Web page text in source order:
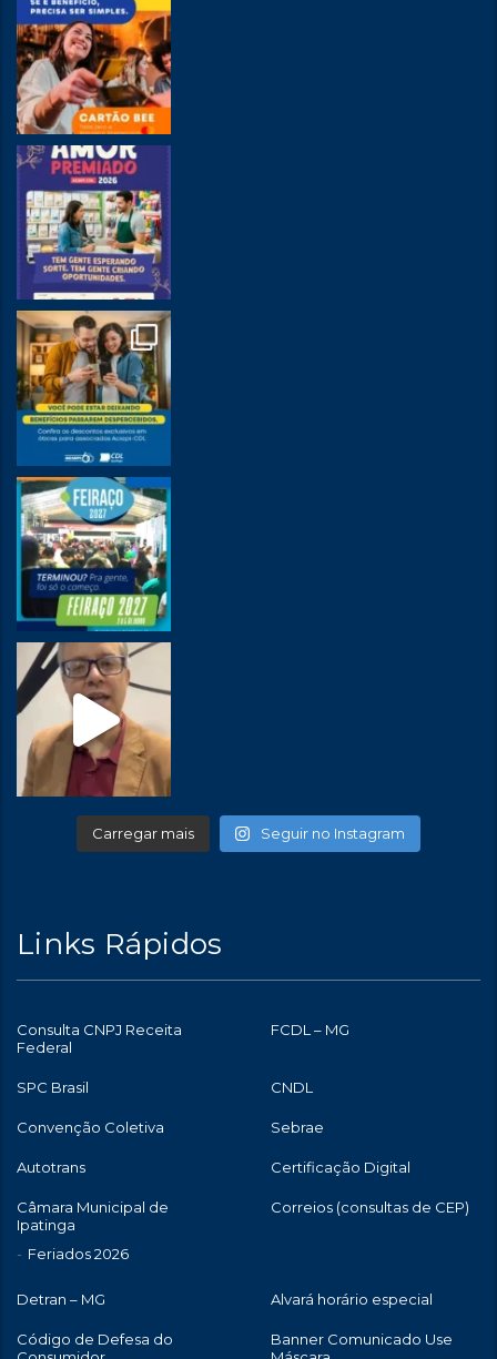
Carregar mais Seguir no Instagram
Links Rápidos
Consulta CNPJ Receita
Federal
FCDL – MG
SPC Brasil CNDL
Convenção Coletiva Sebrae
Autotrans Certificação Digital
Câmara Municipal de
Ipatinga
Feriados 2026
Correios (consultas de CEP)
Detran – MG Alvará horário especial
Código de Defesa do
Banner Comunicado Use